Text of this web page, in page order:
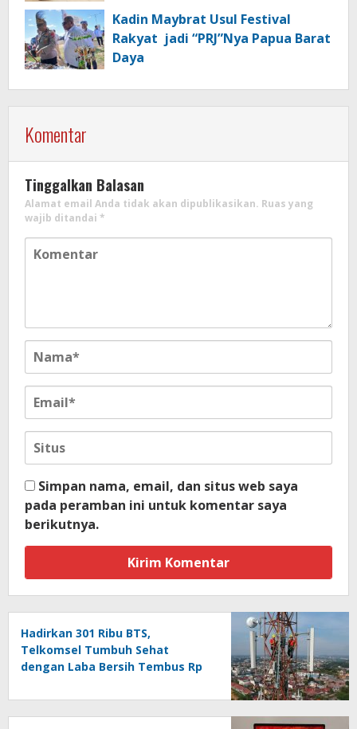
Kadin Maybrat Usul Festival
Rakyat jadi “PRJ”Nya Papua Barat
Daya
Komentar
Tinggalkan Balasan
Alamat email Anda tidak akan dipublikasikan. Ruas yang
wajib ditandai *
Simpan nama, email, dan situs web saya
pada peramban ini untuk komentar saya
berikutnya.
Hadirkan 301 Ribu BTS,
Telkomsel Tumbuh Sehat
dengan Laba Bersih Tembus Rp